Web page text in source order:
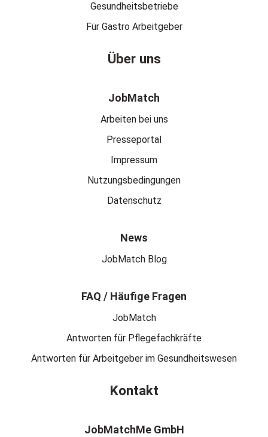
Gesundheitsbetriebe
Für Gastro Arbeitgeber
Über uns
JobMatch
Arbeiten bei uns
Presseportal
Impressum
Nutzungsbedingungen
Datenschutz
News
JobMatch Blog
FAQ / Häufige Fragen
JobMatch
Antworten für Pflegefachkräfte
Antworten für Arbeitgeber im Gesundheitswesen
Kontakt
JobMatchMe GmbH